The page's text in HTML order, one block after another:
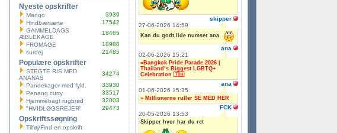
Nyeste opskrifter
Mango
3939
Hindbærtærte
17542
GAMMELDAGS
ÆBLEKAGE
18465
FROMAGE
18980
surdej
21485
Populære opskrifter
STEGTE RIS MED
ANANAS
34274
Pandekager med fyld.
33930
Penang curry
33517
Hjemmebagt rugbrød
32003
"HVIDLØGSREJER"
29473
Opskriftssøgning
Tilføj/Find en opskrift
skipper
27-06-2026 14:59
Kan du godt lide numser ana
ana
02-06-2026 15:21
»Bangkok Pride Parade 2026 |
Thailand’s Biggest LGBTQ+
Celebration 🇹🇭
ana
01-06-2026 15:35
» Millionerne ruller SE MED HER
FCK
20-05-2026 13:53
Skipper hvor har du ret